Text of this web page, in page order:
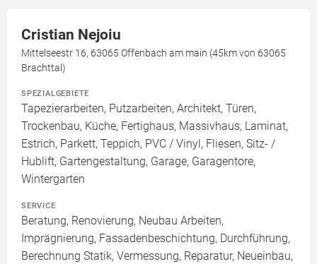
Cristian Nejoiu
Mittelseestr 16, 63065 Offenbach am main (45km von 63065
Brachttal)
SPEZIALGEBIETE
Tapezierarbeiten, Putzarbeiten, Architekt, Türen,
Trockenbau, Küche, Fertighaus, Massivhaus, Laminat,
Estrich, Parkett, Teppich, PVC / Vinyl, Fliesen, Sitz- /
Hublift, Gartengestaltung, Garage, Garagentore,
Wintergarten
SERVICE
Beratung, Renovierung, Neubau Arbeiten,
Imprägnierung, Fassadenbeschichtung, Durchführung,
Berechnung Statik, Vermessung, Reparatur, Neueinbau,